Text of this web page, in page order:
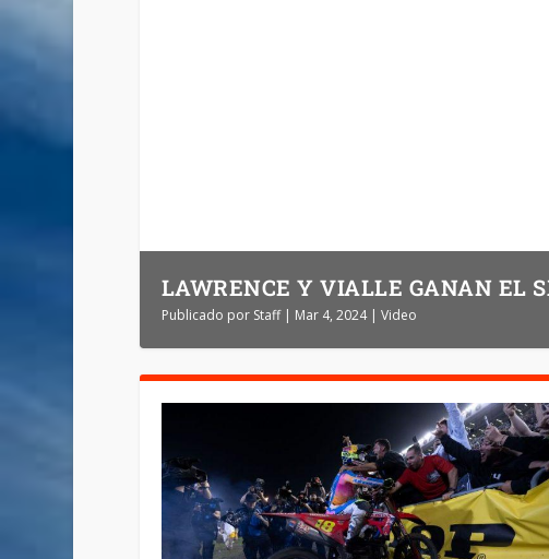
LAWRENCE Y VIALLE GANAN EL
Publicado por Staff| Mar 4, 2024| Video